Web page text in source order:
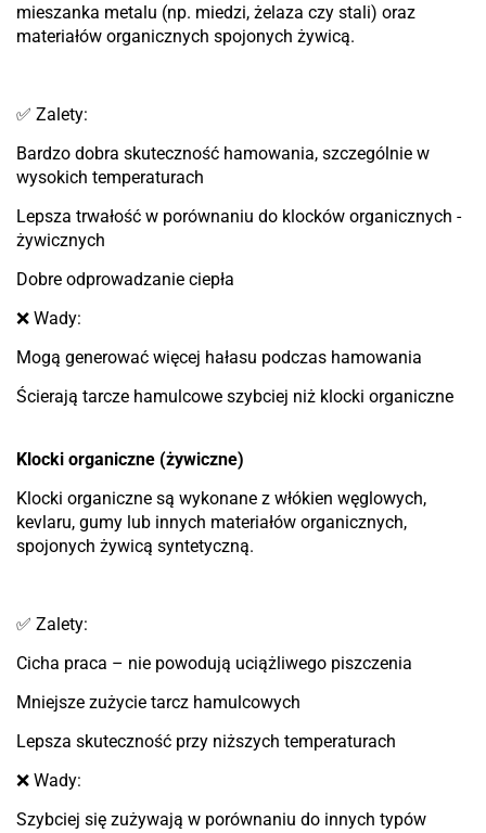
mieszanka metalu (np. miedzi, żelaza czy stali) oraz
materiałów organicznych spojonych żywicą.
✅ Zalety:
Bardzo dobra skuteczność hamowania, szczególnie w
wysokich temperaturach
Lepsza trwałość w porównaniu do klocków organicznych -
żywicznych
Dobre odprowadzanie ciepła
❌ Wady:
Mogą generować więcej hałasu podczas hamowania
Ścierają tarcze hamulcowe szybciej niż klocki organiczne
Klocki organiczne (żywiczne)
Klocki organiczne są wykonane z włókien węglowych,
kevlaru, gumy lub innych materiałów organicznych,
spojonych żywicą syntetyczną.
✅ Zalety:
Cicha praca – nie powodują uciążliwego piszczenia
Mniejsze zużycie tarcz hamulcowych
Lepsza skuteczność przy niższych temperaturach
❌ Wady:
Szybciej się zużywają w porównaniu do innych typów